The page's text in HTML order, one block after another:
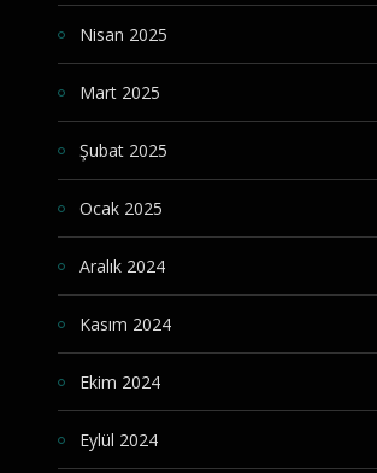
Nisan 2025
Mart 2025
Şubat 2025
Ocak 2025
Aralık 2024
Kasım 2024
Ekim 2024
Eylül 2024